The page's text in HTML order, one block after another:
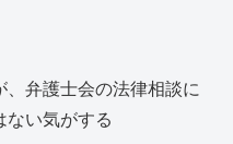
弁護士会の法律相談に
ない気がする